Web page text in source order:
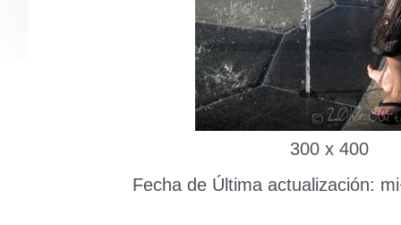
300 x 400
Fecha de Última actualización: